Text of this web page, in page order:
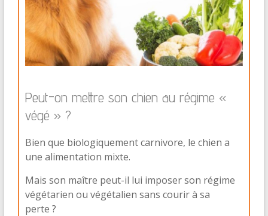
Peut-on mettre son chien au régime «
végé » ?
Bien que biologiquement carnivore, le chien a
une alimentation mixte.
Mais son maître peut-il lui imposer son régime
végétarien ou végétalien sans courir à sa
perte ?